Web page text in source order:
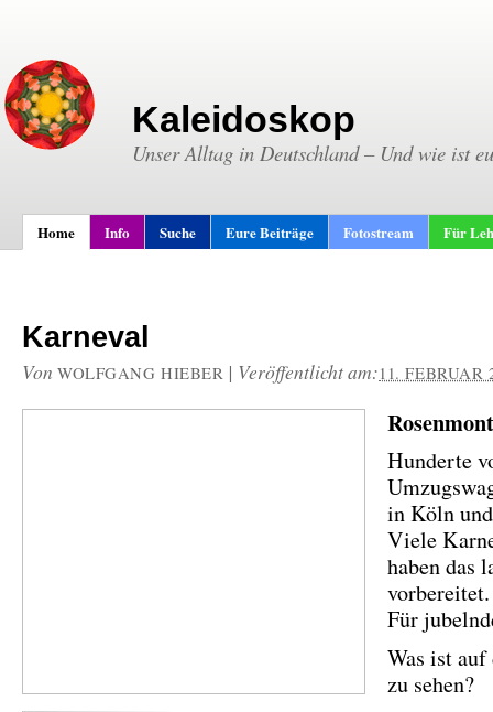
Kaleidoskop
Unser Alltag in Deutschland – Und wie ist
Home Info Suche Eure Beiträge Fotostream Für
Karneval
Von WOLFGANG HIEBER | Veröffentlicht am:11. FEBRUAR
Hunderte
in Köln
Viele
haben das
vorbereitet.
Für
Was ist auf
zu sehen?